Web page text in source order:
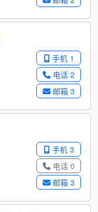
手机 1
电话 2
邮箱 3
手机 3
电话 0
邮箱 3